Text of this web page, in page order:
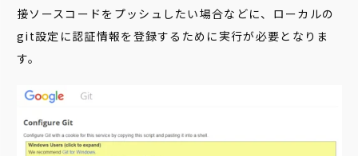
接ソースコードをプッシュしたい場合などに、ローカルの
git設定に認証情報を登録するために実行が必要となりま
す。